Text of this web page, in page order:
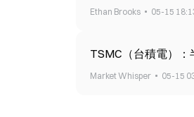
Ethan Brooks 05-15
TSMC（台積電）
Market Whisper 05-15